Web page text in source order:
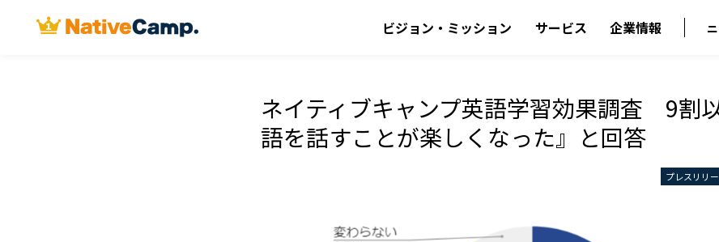
ビジョン・ミッション サービス 企業情報
ネイティブキャンプ英語学習効果調査 9割
語を話すことが楽しくなった』と回答
プレスリリ